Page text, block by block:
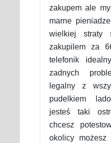
zakupem ale
marne
wielkiej
zakupilem za
telefonik
zadnych
legalny z
pudelkiem
jesteś taki
chcesz
okolicy